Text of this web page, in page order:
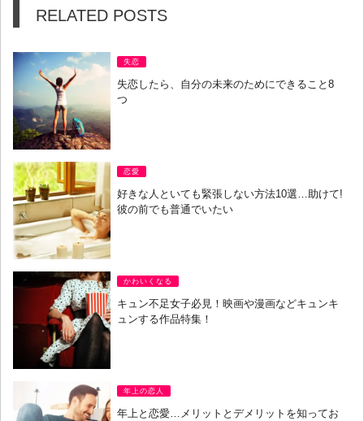
RELATED POSTS
失恋
失恋したら、自分の未来のためにできること8
つ
恋愛
好きな人といても緊張しない方法10選…助けて!
彼の前でも普通でいたい
かわいくなる
キュン不足女子必見！映画や漫画などキュンキ
ュンする作品特集！
年上の恋人
年上と恋愛…メリットとデメリットを知ってお